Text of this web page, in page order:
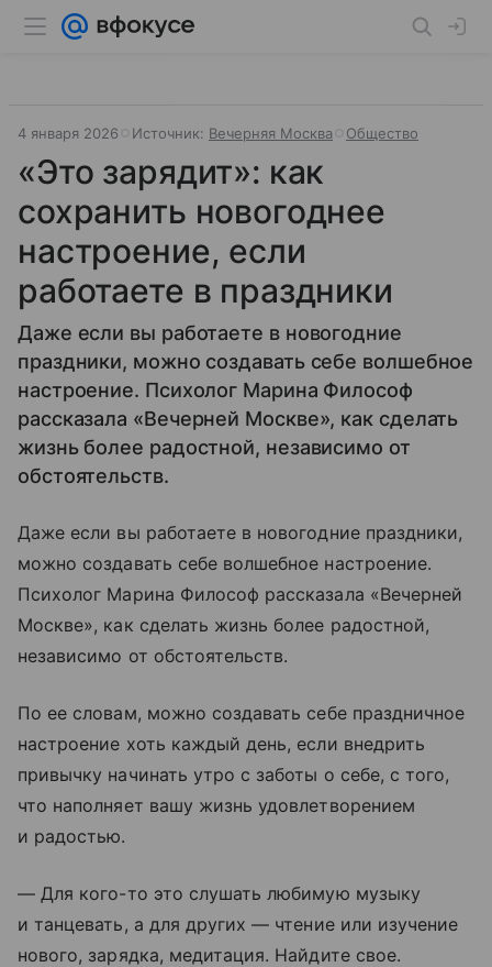
4 января 2026 Источник: Вечерняя Москва Общество
«Это зарядит»: как
сохранить новогоднее
настроение, если
работаете в праздники
Даже если вы работаете в новогодние
праздники, можно создавать себе волшебное
настроение. Психолог Марина Философ
рассказала «Вечерней Москве», как сделать
жизнь более радостной, независимо от
обстоятельств.
Даже если вы работаете в новогодние праздники,
можно создавать себе волшебное настроение.
Психолог Марина Философ рассказала «Вечерней
Москве», как сделать жизнь более радостной,
независимо от обстоятельств.
По ее словам, можно создавать себе праздничное
настроение хоть каждый день, если внедрить
привычку начинать утро с заботы о себе, с того,
что наполняет вашу жизнь удовлетворением
и радостью.
— Для кого-то это слушать любимую музыку
и танцевать, а для других — чтение или изучение
нового, зарядка, медитация. Найдите свое.